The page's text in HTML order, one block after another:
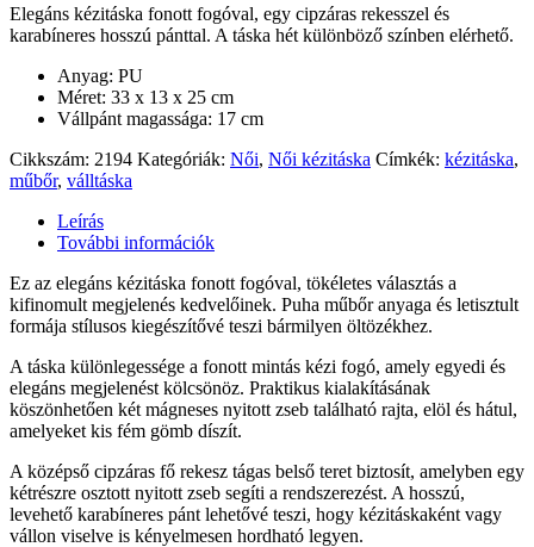
Elegáns kézitáska fonott fogóval, egy cipzáras rekesszel és
karabíneres hosszú pánttal. A táska hét különböző színben elérhető.
Anyag: PU
Méret: 33 x 13 x 25 cm
Vállpánt magassága: 17 cm
Cikkszám: 2194 Kategóriák: Női, Női kézitáska Címkék: kézitáska,
műbőr, válltáska
Leírás
További információk
Ez az elegáns kézitáska fonott fogóval, tökéletes választás a
kifinomult megjelenés kedvelőinek. Puha műbőr anyaga és letisztult
formája stílusos kiegészítővé teszi bármilyen öltözékhez.
A táska különlegessége a fonott mintás kézi fogó, amely egyedi és
elegáns megjelenést kölcsönöz. Praktikus kialakításának
köszönhetően két mágneses nyitott zseb található rajta, elöl és hátul,
amelyeket kis fém gömb díszít.
A középső cipzáras fő rekesz tágas belső teret biztosít, amelyben egy
kétrészre osztott nyitott zseb segíti a rendszerezést. A hosszú,
levehető karabíneres pánt lehetővé teszi, hogy kézitáskaként vagy
vállon viselve is kényelmesen hordható legyen.